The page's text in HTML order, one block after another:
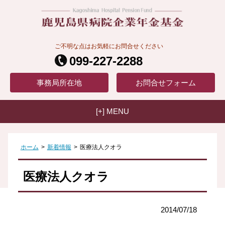
ご不明な点はお気軽にお問合せください
099-227-2288
事務局所在地 お問合せフォーム
[+] MENU
ホーム > 新着情報 > 医療法人クオラ
医療法人クオラ
2014/07/18